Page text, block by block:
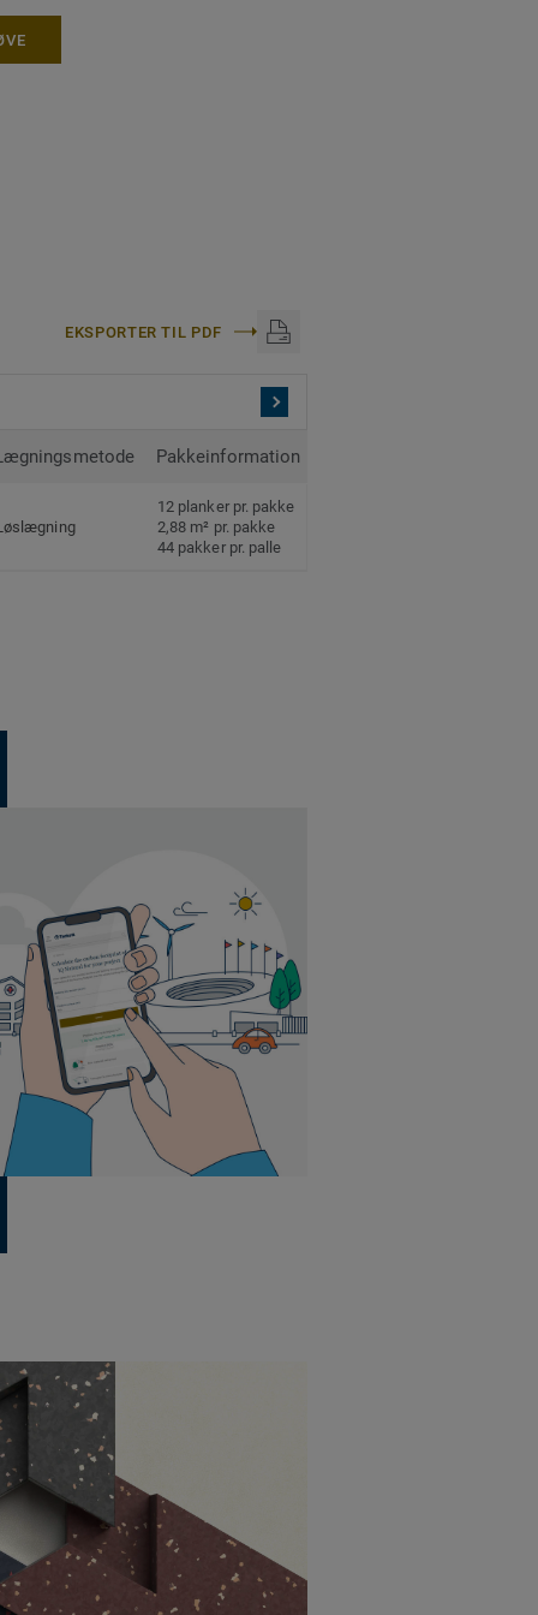
EKSPORTER TIL PDF
Pakkeinformation
12 planker pr. pakke
2,88 m² pr. pakke
44 pakker pr. palle